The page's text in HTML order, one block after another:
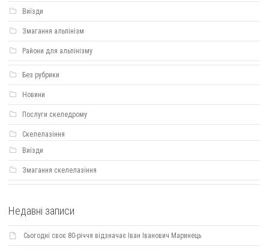
Виїзди
Змагання альпінізм
Райони для альпінізму
Без рубрики
Новини
Послуги скеледрому
Скелелазіння
Виїзди
Змагання скелелазіння
Недавні записи
Сьогодні своє 80-річчя відзначає Іван Іванович Маринець